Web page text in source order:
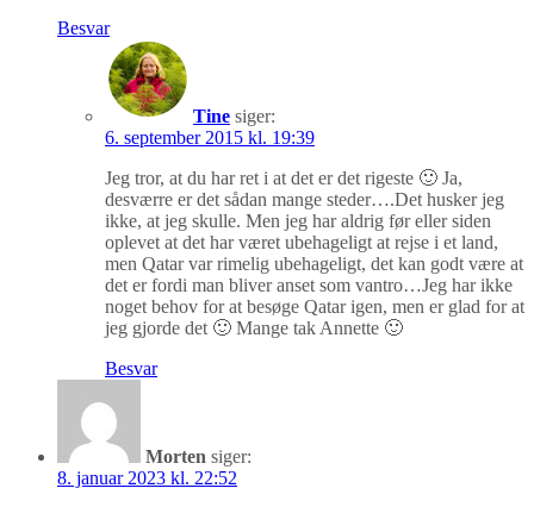
Besvar
Tine siger:
6. september 2015 kl. 19:39
Jeg tror, at du har ret i at det er det rigeste 🙂 Ja,
desværre er det sådan mange steder….Det husker jeg
ikke, at jeg skulle. Men jeg har aldrig før eller siden
oplevet at det har været ubehageligt at rejse i et land,
men Qatar var rimelig ubehageligt, det kan godt være at
det er fordi man bliver anset som vantro…Jeg har ikke
noget behov for at besøge Qatar igen, men er glad for at
jeg gjorde det 🙂 Mange tak Annette 🙂
Besvar
Morten siger:
8. januar 2023 kl. 22:52